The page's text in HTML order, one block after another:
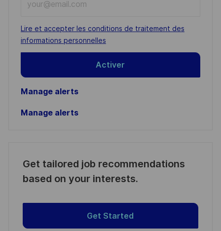
Email
address
(Required)
Required
Lire et accepter les conditions de traitement des
informations personnelles
Activer
Manage alerts
Manage alerts
Get tailored job recommendations
based on your interests.
Get Started